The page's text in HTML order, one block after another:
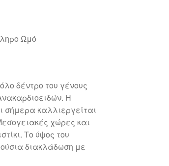
Ωμό
δέντρο του γένους
Η
σήμερα καλλιεργείται
χώρες και
Το ύψος του
διακλάδωση με